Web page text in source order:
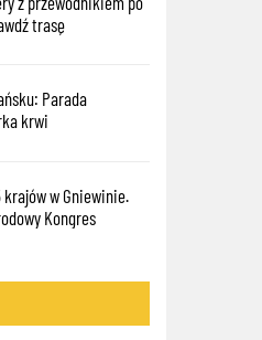
trasę
Parada
krwi
krajów w Gniewinie.
Kongres